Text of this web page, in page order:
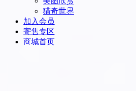
猎奇世界
加入会员
寄售专区
商城首页